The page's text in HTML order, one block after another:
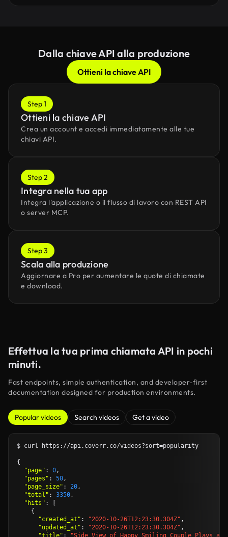
Dalla chiave API alla produzione
Ottieni la chiave API
Step 1
Ottieni la chiave API
Crea un account e accedi immediatamente alle tue
chiavi API.
Step 2
Integra nella tua app
Integra l'applicazione o il flusso di lavoro con REST API
o server MCP.
Step 3
Scala alla produzione
Aggiornare a Pro per aumentare le quote di chiamate
e download.
Effettua la tua prima chiamata API in pochi
minuti.
Fast endpoints, simple authentication, and developer-first
documentation designed for production environments.
Popular videos Search videos Get a video
$ curl https://api.coverr.co/videos?sort=popularity
{
"page" : 0,
"pages" : 50,
"page_size" : 20,
"total" : 3350,
"hits" : [
    {
"created_at" : "2020-10-26T12:23:30.304Z" ,
"updated_at" : "2020-10-26T12:23:30.304Z" ,
"title" : "Side View of Happy Smiling Couple Plays a